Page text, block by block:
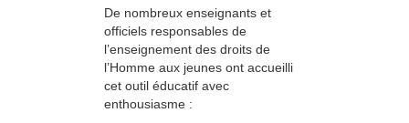
De nombreux enseignants et
officiels responsables de
l’enseignement des droits de
l’Homme aux jeunes ont accueilli
cet outil éducatif avec
enthousiasme :